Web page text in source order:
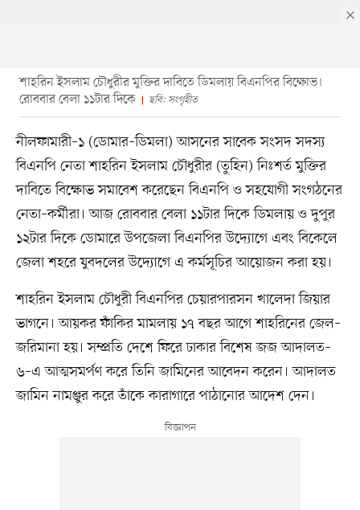
শাহরিন ইসলাম চৌধুরীর মুক্তির দাবিতে ডিমলায় বিএনপির বিক্ষোভ।
রোববার বেলা ১১টার দিকে
ছবি: সংগৃহীত
নীলফামারী–১ (ডোমার–ডিমলা) আসনের সাবেক সংসদ সদস্য
বিএনপি নেতা শাহরিন ইসলাম চৌধুরীর (তুহিন) নিঃশর্ত মুক্তির
দাবিতে বিক্ষোভ সমাবেশ করেছেন বিএনপি ও সহযোগী সংগঠনের
নেতা–কর্মীরা। আজ রোববার বেলা ১১টার দিকে ডিমলায় ও দুপুর
১২টার দিকে ডোমারে উপজেলা বিএনপির উদ্যোগে এবং বিকেলে
জেলা শহরে যুবদলের উদ্যোগে এ কর্মসূচির আয়োজন করা হয়।
শাহরিন ইসলাম চৌধুরী বিএনপির চেয়ারপারসন খালেদা জিয়ার
ভাগনে। আয়কর ফাঁকির মামলায় ১৭ বছর আগে শাহরিনের জেল–
জরিমানা হয়। সম্প্রতি দেশে ফিরে ঢাকার বিশেষ জজ আদালত–
৬–এ আত্মসমর্পণ করে তিনি জামিনের আবেদন করেন। আদালত
জামিন নামঞ্জুর করে তাঁকে কারাগারে পাঠানোর আদেশ দেন।